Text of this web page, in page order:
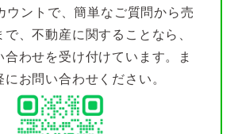
ウントで、簡単なご質問から売
、不動産に関することなら、
合わせを受け付けています。ま
お問い合わせください。